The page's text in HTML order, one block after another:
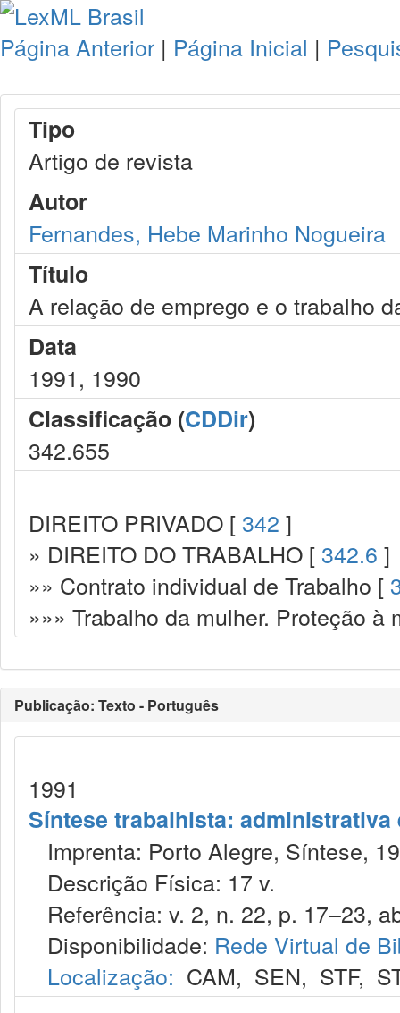
Página Anterior | Página Inicial |
Tipo
Artigo de revista
Autor
Fernandes, Hebe Marinho Nogueira
Título
A relação de emprego e o trabalho
Data
1991, 1990
Classificação (CDDir)
342.655
DIREITO PRIVADO [ 342 ]
» DIREITO DO TRABALHO [ 342.6 ]
»» Contrato individual de Trabalho [
»»» Trabalho da mulher. Proteção
Publicação: Texto - Português
1991
Síntese trabalhista:
Imprenta: Porto Alegre, Síntese,
Descrição Física: 17 v.
Referência: v. 2, n. 22, p. 17–23,
Disponibilidade: Rede Virtual de
Localização: CAM, SEN, STF,